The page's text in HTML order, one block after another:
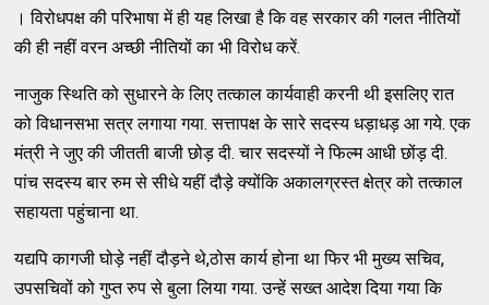
। विरोधपक्ष की परिभाषा में ही यह लिखा है कि वह सरकार की गलत नीतियों
की ही नहीं वरन अच्छी नीतियों का भी विरोध करें.
नाजुक स्थिति को सुधारने के लिए तत्काल कार्यवाही करनी थी इसलिए रात
को विधानसभा सत्र लगाया गया. सत्तापक्ष के सारे सदस्य धड़ाधड़ आ गये. एक
मंत्री ने जुए की जीतती बाजी छोड़ दी. चार सदस्यों ने फिल्म आधी छोंड़ दी.
पांच सदस्य बार रुम से सीधे यहीं दौड़े क्योंकि अकालग्रस्त क्षेत्र को तत्काल
सहायता पहुंचाना था.
यद्यपि कागजी घोड़े नहीं दौड़ने थे,ठोस कार्य होना था फिर भी मुख्य सचिव,
उपसचिवों को गुप्त रुप से बुला लिया गया. उन्हें सख्त आदेश दिया गया कि